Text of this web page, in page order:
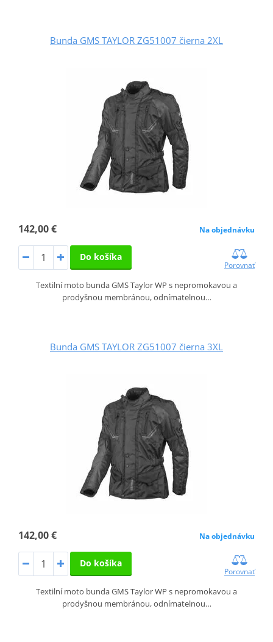
Bunda GMS TAYLOR ZG51007 čierna 2XL
142,00 € Na objednávku
Do košíka
Porovnať
Textilní moto bunda GMS Taylor WP s nepromokavou a
prodyšnou membránou, odnímatelnou…
Bunda GMS TAYLOR ZG51007 čierna 3XL
142,00 € Na objednávku
Do košíka
Porovnať
Textilní moto bunda GMS Taylor WP s nepromokavou a
prodyšnou membránou, odnímatelnou…